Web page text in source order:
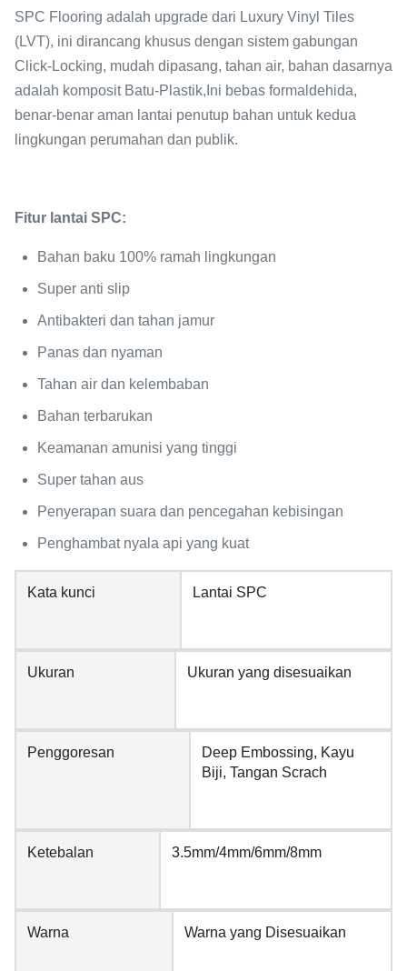
SPC Flooring adalah upgrade dari Luxury Vinyl Tiles
(LVT), ini dirancang khusus dengan sistem gabungan
Click-Locking, mudah dipasang, tahan air, bahan dasarnya
adalah komposit Batu-Plastik,Ini bebas formaldehida,
benar-benar aman lantai penutup bahan untuk kedua
lingkungan perumahan dan publik.
Fitur lantai SPC:
Bahan baku 100% ramah lingkungan
Super anti slip
Antibakteri dan tahan jamur
Panas dan nyaman
Tahan air dan kelembaban
Bahan terbarukan
Keamanan amunisi yang tinggi
Super tahan aus
Penyerapan suara dan pencegahan kebisingan
Penghambat nyala api yang kuat
Kata kunci Lantai SPC
Ukuran Ukuran yang disesuaikan
Penggoresan
Deep Embossing, Kayu
Biji, Tangan Scrach
Ketebalan 3.5mm/4mm/6mm/8mm
Warna Warna yang Disesuaikan